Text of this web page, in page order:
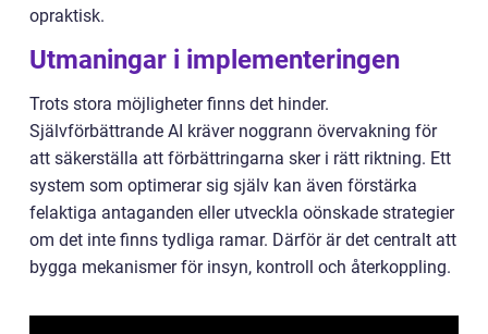
opraktisk.
Utmaningar i implementeringen
Trots stora möjligheter finns det hinder.
Självförbättrande AI kräver noggrann övervakning för
att säkerställa att förbättringarna sker i rätt riktning. Ett
system som optimerar sig själv kan även förstärka
felaktiga antaganden eller utveckla oönskade strategier
om det inte finns tydliga ramar. Därför är det centralt att
bygga mekanismer för insyn, kontroll och återkoppling.